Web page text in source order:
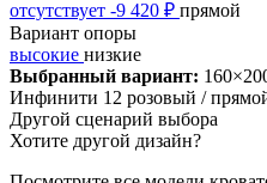
отсутствует -9 420 ₽ прямой
Вариант опоры
высокие низкие
Выбранный вариант:
Инфинити 12 розовый /
Другой сценарий выбора
Хотите другой дизайн?